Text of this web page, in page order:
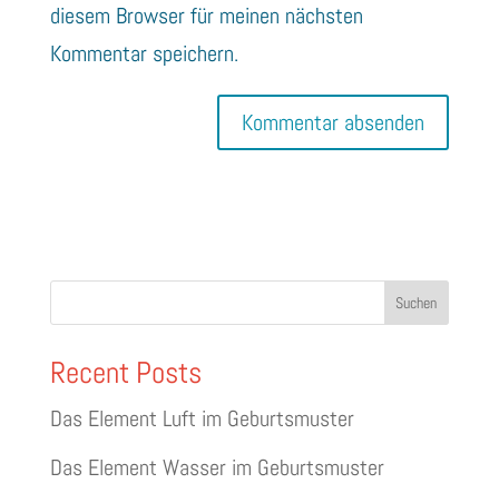
diesem Browser für meinen nächsten
Kommentar speichern.
e
r
n
t
i
Suchen
Recent Posts
Das Element Luft im Geburtsmuster
Das Element Wasser im Geburtsmuster